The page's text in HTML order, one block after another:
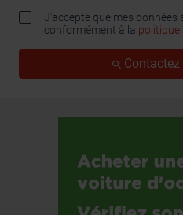
J'accepte que mes
conformément à la politique